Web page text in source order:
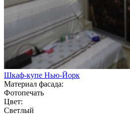
Шкаф-купе Нью-Йорк
Материал фасада:
Фотопечать
Цвет:
Светлый